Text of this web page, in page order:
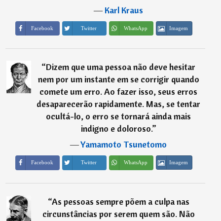
―Karl Kraus
Facebook Twitter WhatsApp Imagem
“Dizem que uma pessoa não deve hesitar
nem por um instante em se corrigir quando
comete um erro. Ao fazer isso, seus erros
desaparecerão rapidamente. Mas, se tentar
ocultá-lo, o erro se tornará ainda mais
indigno e doloroso.”
―Yamamoto Tsunetomo
Facebook Twitter WhatsApp Imagem
“As pessoas sempre põem a culpa nas
circunstâncias por serem quem são. Não